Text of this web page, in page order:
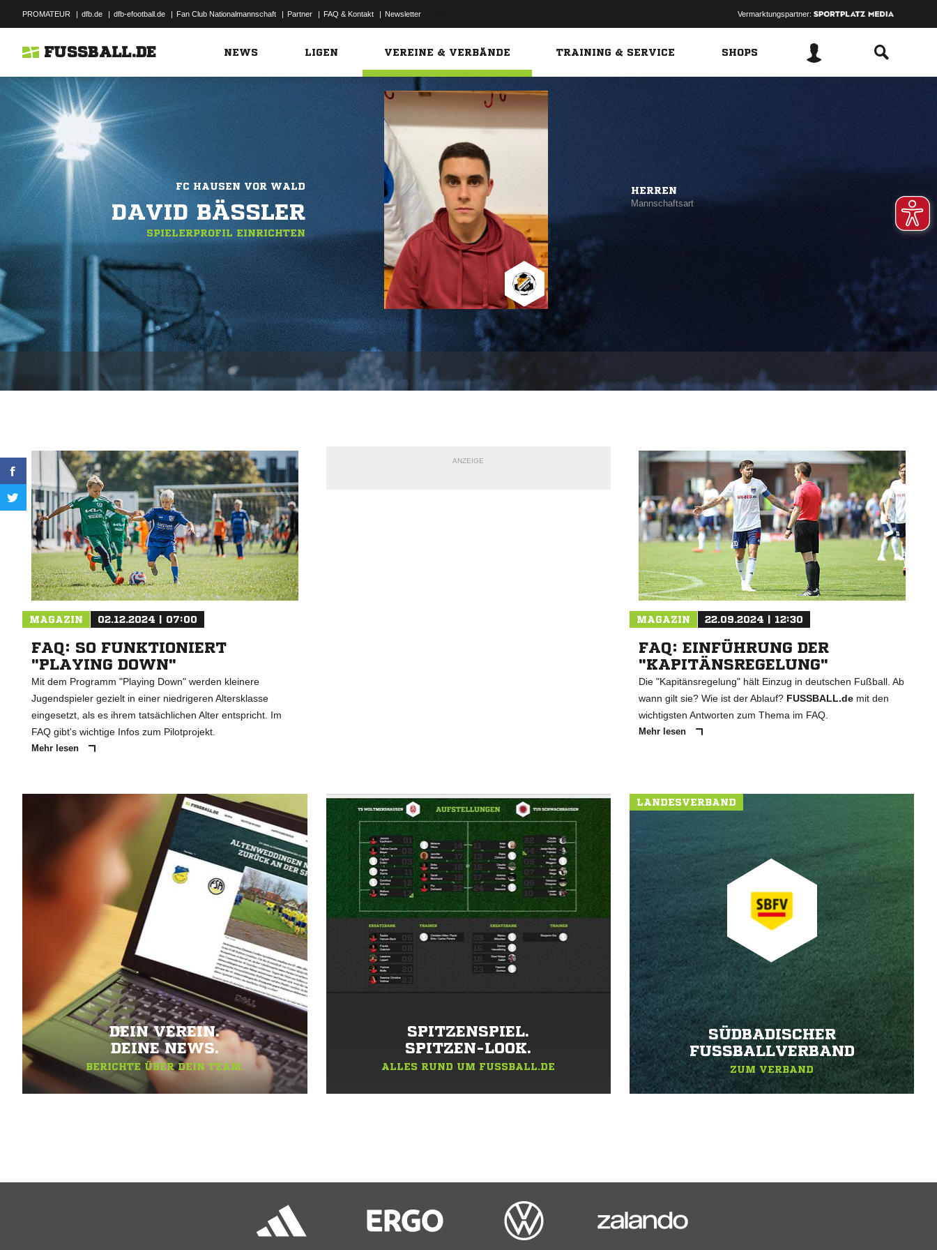
PROMATEUR | dfb.de | dfb-efootball.de | Fan Club Nationalmannschaft | Partner | FAQ & Kontakt | Newsletter Vermarktungspartner:
FUSSBALL.DE NEWS LIGEN VEREINE & VERBÄNDE TRAINING & SERVICE SHOPS
FC HAUSEN VOR WALD
DAVID BÄSSLER
SPIELERPROFIL EINRICHTEN
HERREN
Mannschaftsart
MAGAZIN 02.12.2024 | 07:00
FAQ: SO FUNKTIONIERT
"PLAYING DOWN"
Mit dem Programm "Playing Down" werden kleinere
Jugendspieler gezielt in einer niedrigeren Altersklasse
eingesetzt, als es ihrem tatsächlichen Alter entspricht. Im
FAQ gibt's wichtige Infos zum Pilotprojekt.
Mehr lesen
ANZEIGE
MAGAZIN 22.09.2024 | 12:30
FAQ: EINFÜHRUNG DER
"KAPITÄNSREGELUNG"
Die "Kapitänsregelung" hält Einzug in deutschen Fußball. Ab
wann gilt sie? Wie ist der Ablauf? FUSSBALL.de mit den
wichtigsten Antworten zum Thema im FAQ.
Mehr lesen
DEIN VEREIN.
DEINE NEWS.
BERICHTE ÜBER DEIN TEAM.
SPITZENSPIEL.
SPITZEN-LOOK.
ALLES RUND UM FUSSBALL.DE
LANDESVERBAND
SÜDBADISCHER
FUSSBALLVERBAND
ZUM VERBAND